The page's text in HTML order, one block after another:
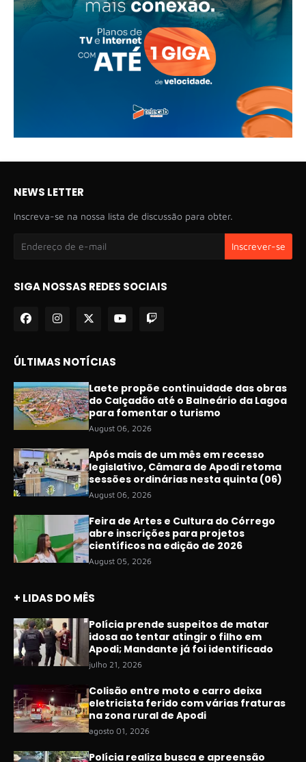
NEWS LETTER
Inscreva-se na nossa lista de discussão para obter.
SIGA NOSSAS REDES SOCIAIS
ÚLTIMAS NOTÍCIAS
Laete propõe continuidade das obras
do Calçadão até o Balneário da Lagoa
para fomentar o turismo
August 06, 2026
Após mais de um mês em recesso
legislativo, Câmara de Apodi retoma
sessões ordinárias nesta quinta (06)
August 06, 2026
Feira de Artes e Cultura do Córrego
abre inscrições para projetos
científicos na edição de 2026
August 05, 2026
+ LIDAS DO MÊS
Polícia prende suspeitos de matar
idosa ao tentar atingir o filho em
Apodi; Mandante já foi identificado
julho 21, 2026
Colisão entre moto e carro deixa
eletricista ferido com várias fraturas
na zona rural de Apodi
agosto 01, 2026
Polícia realiza busca e apreensão